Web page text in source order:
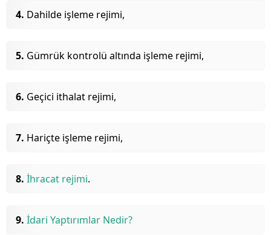
Dahilde işleme rejimi,
Gümrük kontrolü altında işleme rejimi,
Geçici ithalat rejimi,
Hariçte işleme rejimi,
İhracat rejimi.
İdari Yaptırımlar Nedir?